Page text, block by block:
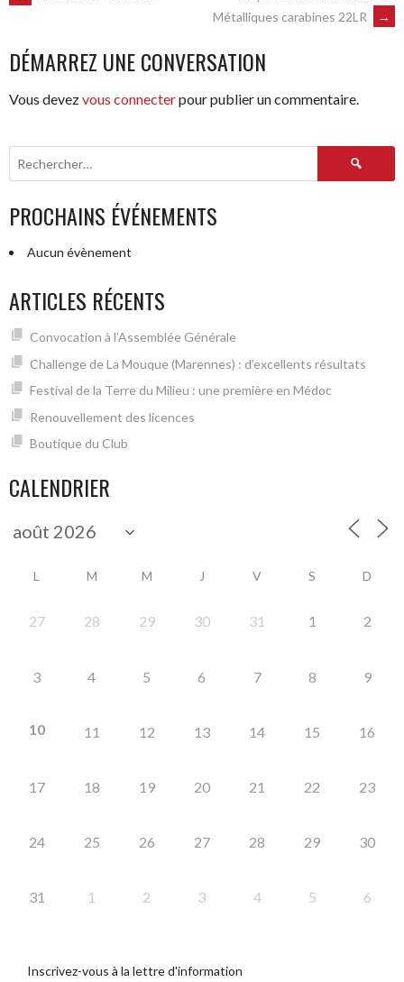
DES
ARTICLES
Métalliques carabines 22LR
→
DÉMARREZ UNE CONVERSATION
Vous devezvous connecterpour publier un commentaire.
Rechercher :
PROCHAINS ÉVÉNEMENTS
Aucun évènement
ARTICLES RÉCENTS
Convocation à l’Assemblée Générale
Challenge de La Mouque (Marennes) : d’excellents résultats
Festival de la Terre du Milieu : une première en Médoc
Renouvellement des licences
Boutique du Club
CALENDRIER
L M M J V S D
27 28 29 30 31 1 2
3 4 5 6 7 8 9
10 11 12 13 14 15 16
17 18 19 20 21 22 23
24 25 26 27 28 29 30
31 1 2 3 4 5 6
Inscrivez-vous à la lettre d'information